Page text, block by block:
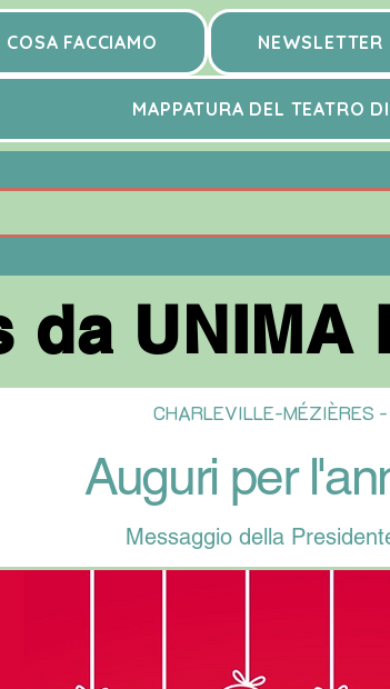
COSA FACCIAMO NEWSLETTER
MAPPATURA DEL TEATRO
da
da
CHARLEVILLE-MÉZIÈRES
Auguri per
Messaggio della